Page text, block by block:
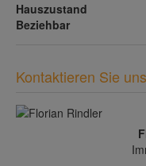
Hauszustand
Beziehbar
Kontaktieren Sie uns